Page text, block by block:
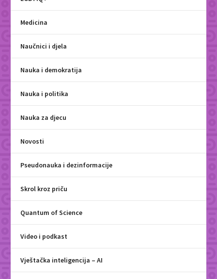
Medicina
Naučnici i djela
Nauka i demokratija
Nauka i politika
Nauka za djecu
Novosti
Pseudonauka i dezinformacije
Skrol kroz priču
Quantum of Science
Video i podkast
Vještačka inteligencija – AI